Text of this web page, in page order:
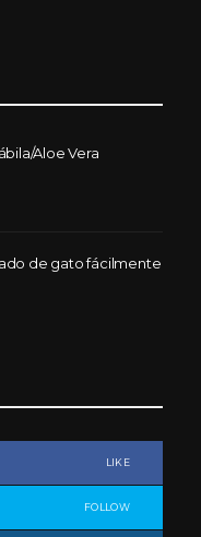
Aloe Vera
de gato fácilmente
LIKE
FOLLOW